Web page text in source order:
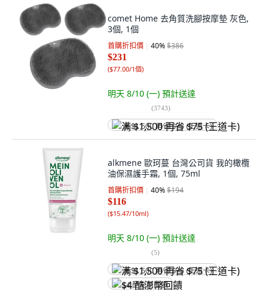
comet Home 去角質洗腳按摩墊 灰色,
3個, 1個
首購折扣價 40%$386
$231
($77.00/1個)
明天 8/10 (一) 預計送達
(3743)
满 $1,500 再省 $75 (王道卡)
alkmene 歐珂蔓 台灣公司貨 我的橄欖
油保濕護手霜, 1個, 75ml
首購折扣價 40%$194
$116
($15.47/10ml)
明天 8/10 (一) 預計送達
(5)
满 $1,500 再省 $75 (王道卡)
$4 酷澎幣回饋